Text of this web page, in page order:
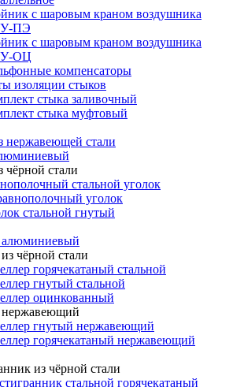
с шаровым краном воздушника
ПЭ
с шаровым краном воздушника
ОЦ
компенсаторы
изоляции стыков
стыка заливочный
стыка муфтовый
нержавеющей стали
чёрной стали
стальной уголок
уголок
стальной гнутый
чёрной стали
горячекатаный стальной
гнутый стальной
оцинкованный
гнутый нержавеющий
горячекатаный нержавеющий
из чёрной стали
стальной горячекатаный